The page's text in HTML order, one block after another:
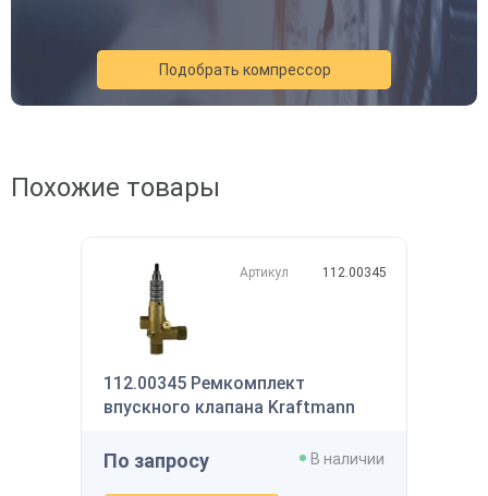
Подобрать компрессор
Похожие товары
112.00345 Ремкомплект
впускного клапана Kraftmann
Артикул 112.00345
По запросу В наличии